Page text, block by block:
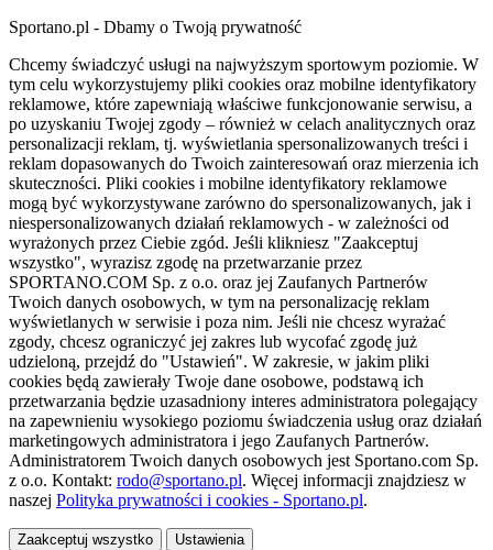
Sportano.pl - Dbamy o Twoją prywatność
Chcemy świadczyć usługi na najwyższym sportowym poziomie. W
tym celu wykorzystujemy pliki cookies oraz mobilne identyfikatory
reklamowe, które zapewniają właściwe funkcjonowanie serwisu, a
po uzyskaniu Twojej zgody – również w celach analitycznych oraz
personalizacji reklam, tj. wyświetlania spersonalizowanych treści i
reklam dopasowanych do Twoich zainteresowań oraz mierzenia ich
skuteczności. Pliki cookies i mobilne identyfikatory reklamowe
mogą być wykorzystywane zarówno do spersonalizowanych, jak i
niespersonalizowanych działań reklamowych - w zależności od
wyrażonych przez Ciebie zgód. Jeśli klikniesz "Zaakceptuj
wszystko", wyrazisz zgodę na przetwarzanie przez
SPORTANO.COM Sp. z o.o. oraz jej Zaufanych Partnerów
Twoich danych osobowych, w tym na personalizację reklam
wyświetlanych w serwisie i poza nim. Jeśli nie chcesz wyrażać
zgody, chcesz ograniczyć jej zakres lub wycofać zgodę już
udzieloną, przejdź do "Ustawień". W zakresie, w jakim pliki
cookies będą zawierały Twoje dane osobowe, podstawą ich
przetwarzania będzie uzasadniony interes administratora polegający
na zapewnieniu wysokiego poziomu świadczenia usług oraz działań
marketingowych administratora i jego Zaufanych Partnerów.
Administratorem Twoich danych osobowych jest Sportano.com Sp.
z o.o. Kontakt: rodo@sportano.pl. Więcej informacji znajdziesz w
naszej Polityka prywatności i cookies - Sportano.pl.
Zaakceptuj wszystko Ustawienia